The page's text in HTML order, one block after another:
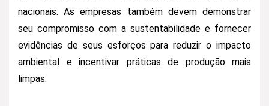
nacionais. As empresas também devem demonstrar
seu compromisso com a sustentabilidade e fornecer
evidências de seus esforços para reduzir o impacto
ambiental e incentivar práticas de produção mais
limpas.